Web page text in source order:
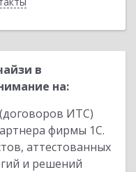
в
на:
ИТС)
фирмы 1С.
аттестованных
и решений